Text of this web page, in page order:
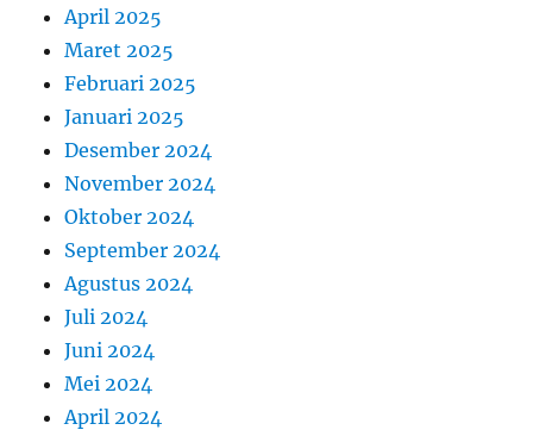
April 2025
Maret 2025
Februari 2025
Januari 2025
Desember 2024
November 2024
Oktober 2024
September 2024
Agustus 2024
Juli 2024
Juni 2024
Mei 2024
April 2024